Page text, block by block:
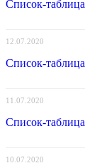
Список-
12.07.2020
Список-
11.07.2020
Список-
10.07.2020